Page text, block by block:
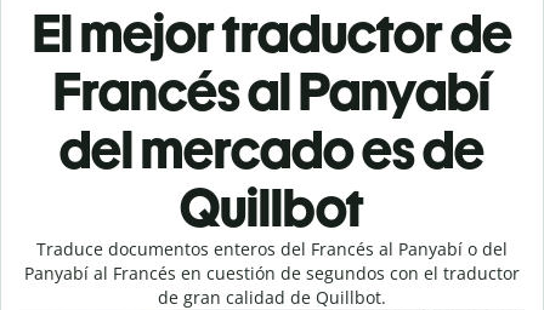
El mejor traductor de
Francés al Panyabí
del mercado es de
Quillbot
Traduce documentos enteros del Francés al Panyabí o del
Panyabí al Francés en cuestión de segundos con el traductor
de gran calidad de Quillbot.